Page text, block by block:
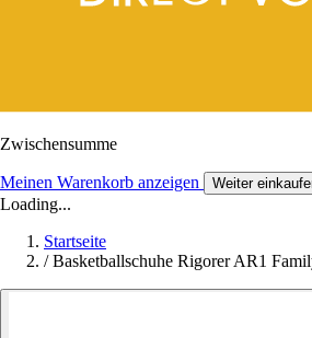
Zwischensumme
Meinen Warenkorb anzeigen Weiter
Loading...
Startseite
/ Basketballschuhe Rigorer AR1